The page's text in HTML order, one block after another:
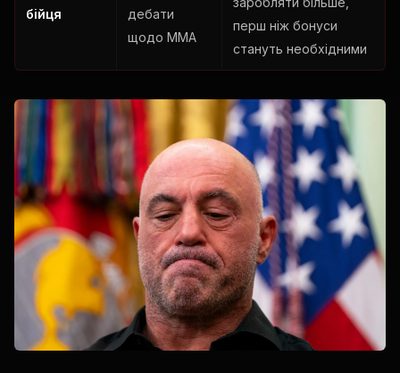
бійця
дебати
щодо ММА
перш ніж бонуси
стануть необхідними